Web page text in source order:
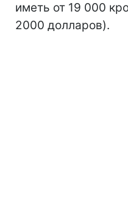
иметь от 19 000
2000 долларов).